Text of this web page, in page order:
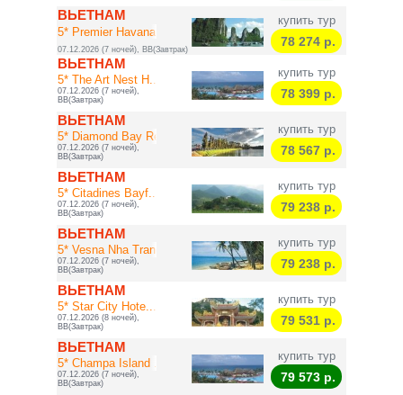
ВЬЕТНАМ
5* Premier Havana...
07.12.2026 (7 ночей), BB(Завтрак)
купить тур
78 274 р.
ВЬЕТНАМ
5* The Art Nest H...
07.12.2026 (7 ночей),
BB(Завтрак)
купить тур
78 399 р.
ВЬЕТНАМ
5* Diamond Bay Re...
07.12.2026 (7 ночей),
BB(Завтрак)
купить тур
78 567 р.
ВЬЕТНАМ
5* Citadines Bayf...
07.12.2026 (7 ночей),
BB(Завтрак)
купить тур
79 238 р.
ВЬЕТНАМ
5* Vesna Nha Trang
07.12.2026 (7 ночей),
BB(Завтрак)
купить тур
79 238 р.
ВЬЕТНАМ
5* Star City Hote...
07.12.2026 (8 ночей),
BB(Завтрак)
купить тур
79 531 р.
ВЬЕТНАМ
5* Champa Island ...
07.12.2026 (7 ночей),
BB(Завтрак)
купить тур
79 573 р.